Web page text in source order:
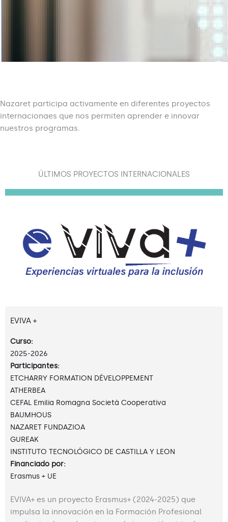
Nazaret participa activamente en diferentes proyectos
internacionaes que nos permiten aprender e innovar
nuestros programas.
ÚLTIMOS PROYECTOS INTERNACIONALES
EVIVA +
Curso:
2025-2026
Participantes:
ETCHARRY FORMATION DÉVELOPPEMENT
ATHERBEA
CEFAL Emilia Romagna Società Cooperativa
BAUMHOUS
NAZARET FUNDAZIOA
GUREAK
INSTITUTO TECNOLÓGICO DE CASTILLA Y LEON
Financiado por:
Erasmus + UE
EVIVA+ es un proyecto Erasmus+ (2024-2025) que
impulsa la innovación en la Formación Profesional